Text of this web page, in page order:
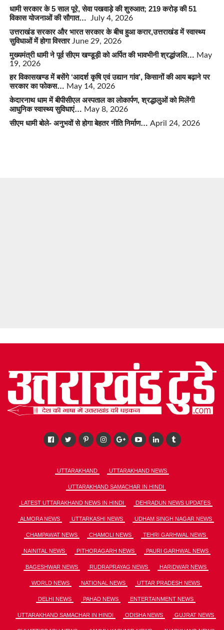
धामी सरकार के 5 साल पूरे, सेवा पखवाड़े की शुरुआत; 219 करोड़ की 51
विकास योजनाओं की सौगात…
July 4, 2026
उत्तराखंड सरकार और भारत सरकार के बीच हुआ करार,उत्तराखंड में स्वास्थ्य
सुविधाओं में होगा विस्तार June 29, 2026
मुख्यमंत्री धामी ने पूर्व सीएम खण्डूड़ी को अर्पित की भावभीनी श्रद्धांजलि… May
19, 2026
हर विकासखण्ड में बसेंगे ‘आदर्श कृषि एवं उद्यान गांव’, किसानों की आय बढ़ाने पर
सरकार का फोकस… May 14, 2026
केदारनाथ धाम में बीपीसीएल अस्पताल का लोकार्पण, श्रद्धालुओं को मिलेंगी
आधुनिक स्वास्थ्य सुविधाएं… May 8, 2026
सीएम धामी बोले- अनुभवों से होगा बेहतर नीति निर्माण… April 24, 2026
UTTARAKHAND UTTARAKHAND NEWS
UTTARAKHAND SAMACHAR IN HINDI
LATEST UTTARAKHAND NEWS IN HINDI DEHRADUN NEWS UPDATES
ALMORA NEWS UTTARKASHI NEWS UDHAM SINGH NAGAR NEWS
CHAMPAWAT NEWS CHAMOLI NEWS TEHRI GARHWAL NEWS
NAINITAL NEWS PITHORAGARH NEWS PAURI GARHWAL NEWS
BAGESHWAR NEWS RUDRAPRAYAG NEWS HARIDWAR NEWS
WORLD NEWS NATIONAL NEWS UTTAR PRADESH NEWS
DELHI NEWS PAHAD NEWS ENTERTAINMENT NEWS
UTTARAKHAND SAMACHAR IN HINDI ODISHA NEWS GUJRAT NEWS